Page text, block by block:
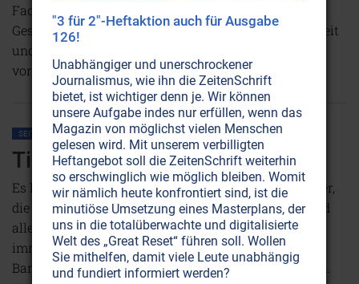
Fachmedien lassen sich in einem schmutzigen
Geschäft instrumentalisieren, das viel mehr Krankheit
und Tod verursacht, als die meisten Menschen sich
vorstellen können.Weiterlesen...
SEITE 26 TIERE
Tiere sind auch nur Menschen!
Es liegt etwas Urtümliches im Verhalten einer Mutter,
die auf das Schreien eines Kindes reagiert. Darin sind
alle Säuger gleich. Doch Tiere beweisen außerdem
immer wieder, dass ihre Seelen ebenso zur
Barmherzigkeit und Liebe fähig sind wie der Mensch.
"3 für 2"-Heftaktion auch für Ausgabe
126!
Unabhängiger und unerschrockener
Journalismus, wie ihn die ZeitenSchrift
bietet, ist wichtiger denn je. Wir können
unsere Aufgabe indes nur erfüllen, wenn das
Magazin von möglichst vielen Menschen
gelesen wird. Mit unserem verbilligten
Heftangebot soll die ZeitenSchrift weiterhin
so erschwinglich wie möglich bleiben. Womit
wir nämlich heute konfrontiert sind, ist die
minutiöse Umsetzung eines Masterplans, der
uns in die totalüberwachte und digitalisierte
Welt des „Great Reset“ führen soll. Wollen
Sie mithelfen, damit viele Leute unabhängig
und fundiert informiert werden?